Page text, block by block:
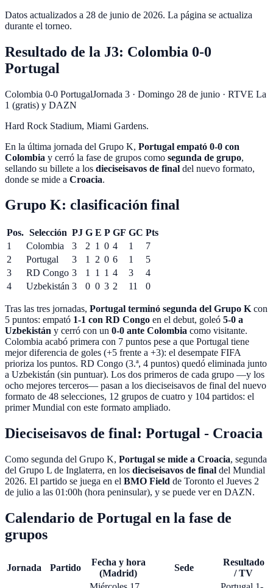
Datos actualizados a 28 de junio de 2026. La página se actualiza
durante el torneo.
Resultado de la J3: Colombia 0-0
Portugal
Colombia 0-0 PortugalJornada 3 · Domingo 28 de junio · RTVE La
1 (gratis) y DAZN
Hard Rock Stadium, Miami Gardens.
En la última jornada del Grupo K, Portugal empató 0-0 con
Colombia y cerró la fase de grupos como segunda de grupo,
sellando su billete a los dieciseisavos de final del nuevo formato,
donde se mide a Croacia.
Grupo K: clasificación final
Pos. Selección PJ G E P GF GC Pts
1
Colombia 3 2 1 0 4 1
7
2
Portugal 3 1 2 0 6 1
5
3
RD Congo 3 1 1 1 4 3
4
4
Uzbekistán 3 0 0 3 2 11 0
Tras las tres jornadas, Portugal terminó segunda del Grupo K con
5 puntos: empató 1-1 con RD Congo en el debut, goleó 5-0 a
Uzbekistán y cerró con un 0-0 ante Colombia como visitante.
Colombia acabó primera con 7 puntos pese a que Portugal tiene
mejor diferencia de goles (+5 frente a +3): el desempate FIFA
prioriza los puntos. RD Congo (3.ª, 4 puntos) quedó eliminada junto
a Uzbekistán (sin puntuar). Los dos primeros de cada grupo —y los
ocho mejores terceros— pasan a los dieciseisavos de final del nuevo
formato de 48 selecciones, 12 grupos de cuatro y 104 partidos: el
primer Mundial con este formato ampliado.
Dieciseisavos de final: Portugal - Croacia
Como segunda del Grupo K, Portugal se mide a Croacia, segunda
del Grupo L de Inglaterra, en los dieciseisavos de final del Mundial
2026. El partido se juega en el BMO Field de Toronto el Jueves 2
de julio a las 01:00h (hora peninsular), y se puede ver en DAZN.
Calendario de Portugal en la fase de
grupos
Jornada Partido
Fecha y hora
(Madrid)
Sede
Resultado
/ TV